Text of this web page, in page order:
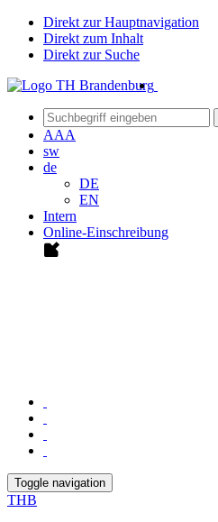
Direkt zur Hauptnavigation
Direkt zum Inhalt
Direkt zur Suche
AAA
sw
de
DE
EN
Intern
Online-Einschreibung
Toggle navigation
THB